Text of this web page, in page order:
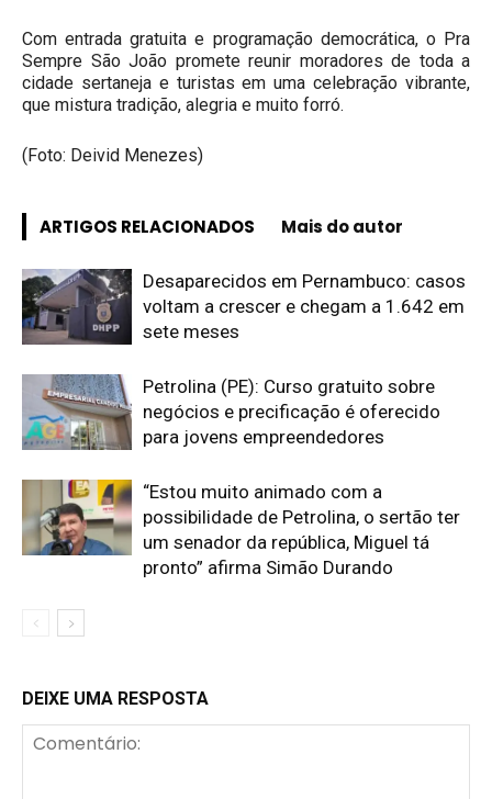
Com entrada gratuita e programação democrática, o Pra
Sempre São João promete reunir moradores de toda a
cidade sertaneja e turistas em uma celebração vibrante,
que mistura tradição, alegria e muito forró.
(Foto: Deivid Menezes)
ARTIGOS RELACIONADOS Mais do autor
Desaparecidos em Pernambuco: casos
voltam a crescer e chegam a 1.642 em
sete meses
Petrolina (PE): Curso gratuito sobre
negócios e precificação é oferecido
para jovens empreendedores
“Estou muito animado com a
possibilidade de Petrolina, o sertão ter
um senador da república, Miguel tá
pronto” afirma Simão Durando
DEIXE UMA RESPOSTA